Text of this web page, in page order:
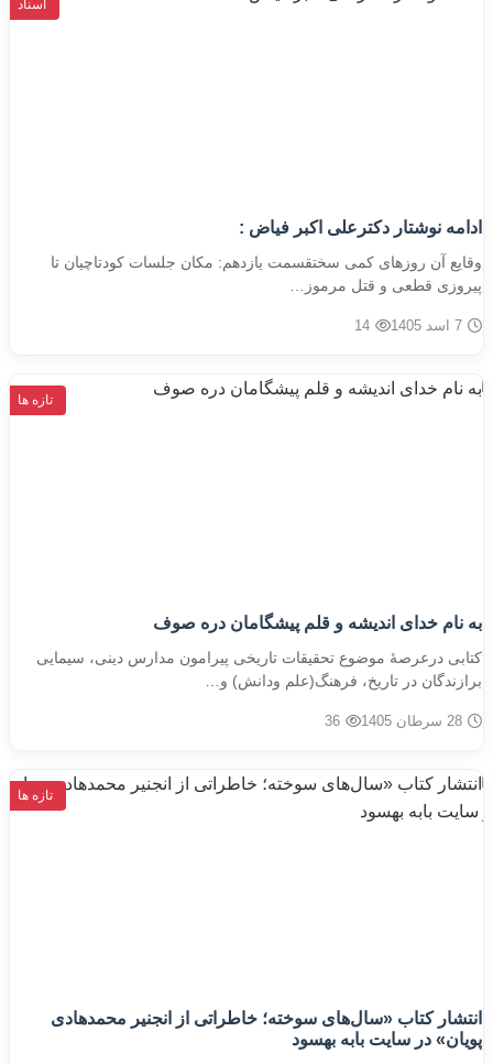
اسناد
ادامه نوشتار دکترعلی اکبر فیاض :
وقایع آن روزهای کمی سختقسمت یازدهم: مکان جلسات کودتاچیان تا
پیروزی قطعی و قتل مرموز…
7 اسد 1405 14
تازه ها
به نام خدای اندیشه و قلم پیشگامان دره صوف
کتابی درعرصۀ موضوع تحقیقات تاریخی پیرامون مدارس دینی، سیمایی
برازندگان در تاریخ، فرهنگ(علم ودانش) و…
28 سرطان 1405 36
تازه ها
انتشار کتاب «سال‌های سوخته؛ خاطراتی از انجنیر محمدهادی
پویان» در سایت بابه بهسود